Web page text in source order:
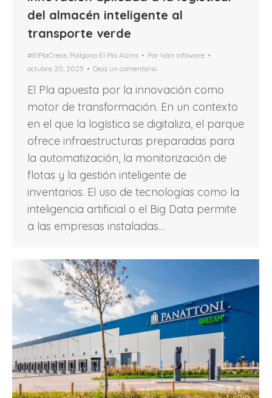
del almacén inteligente al
transporte verde
#ElPlaCrece, Polígono El Pla Alzira Por Iván infoware
octubre 20, 2025
Deja un comentario
El Pla apuesta por la innovación como
motor de transformación. En un contexto
en el que la logística se digitaliza, el parque
ofrece infraestructuras preparadas para
la automatización, la monitorización de
flotas y la gestión inteligente de
inventarios. El uso de tecnologías como la
inteligencia artificial o el Big Data permite
a las empresas instaladas…